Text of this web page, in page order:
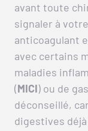
avant toute
signaler à
anticoagulant
avec certains
maladies
(MICI) ou de
déconseillé,
digestives